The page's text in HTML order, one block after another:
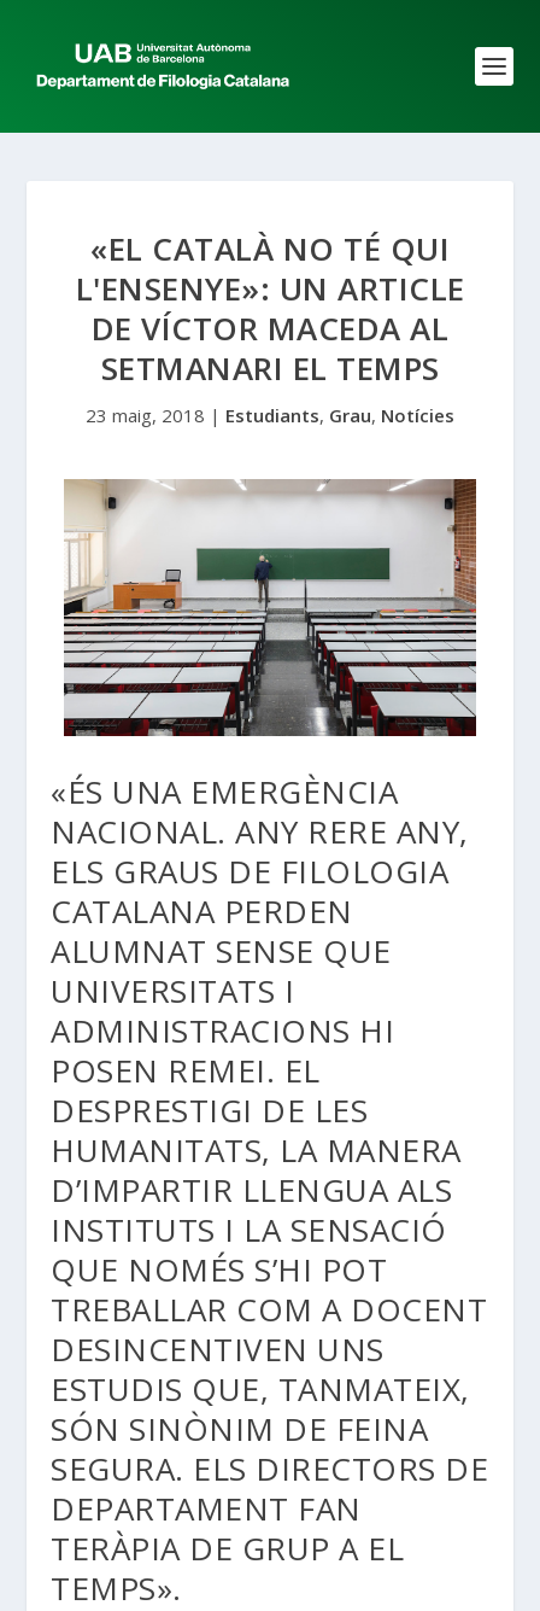
«EL CATALÀ NO TÉ QUI
L'ENSENYE»: UN ARTICLE
DE VÍCTOR MACEDA AL
SETMANARI EL TEMPS
23 maig, 2018 | Estudiants, Grau, Notícies
«ÉS UNA EMERGÈNCIA
NACIONAL. ANY RERE ANY,
ELS GRAUS DE FILOLOGIA
CATALANA PERDEN
ALUMNAT SENSE QUE
UNIVERSITATS I
ADMINISTRACIONS HI
POSEN REMEI. EL
DESPRESTIGI DE LES
HUMANITATS, LA MANERA
D’IMPARTIR LLENGUA ALS
INSTITUTS I LA SENSACIÓ
QUE NOMÉS S’HI POT
TREBALLAR COM A DOCENT
DESINCENTIVEN UNS
ESTUDIS QUE, TANMATEIX,
SÓN SINÒNIM DE FEINA
SEGURA. ELS DIRECTORS DE
DEPARTAMENT FAN
TERÀPIA DE GRUP A EL
TEMPS».